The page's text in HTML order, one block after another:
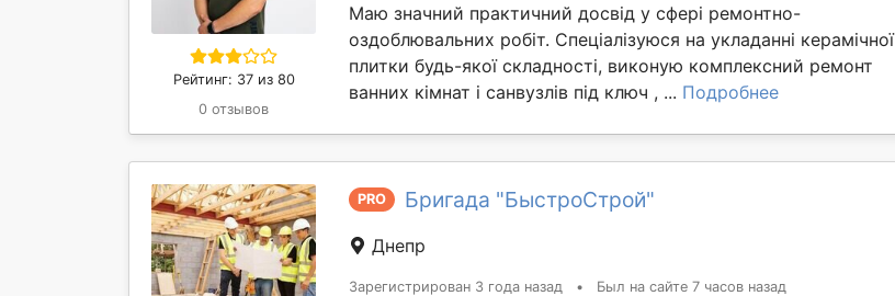
Рейтинг: 37 из 80
0 отзывов
Маю значний практичний досвід у сфері ремонтно-
оздоблювальних робіт. Спеціалізуюся на укладанні керамічної
плитки будь-якої складності, виконую комплексний ремонт
ванних кімнат і санвузлів під ключ , ... Подробнее
PRO Бригада "БыстроСтрой"
Днепр
Зарегистрирован 3 года назад • Был на сайте 7 часов назад